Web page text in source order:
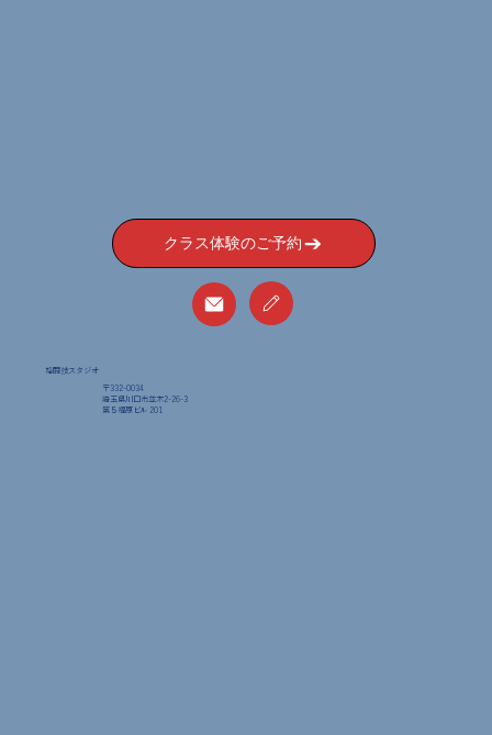
クラス体験のご予約
格闘技スタジオ
〒332-0034
埼玉県川口市並木2-26-3
​第５福原ビル 201